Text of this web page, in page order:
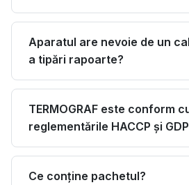
Aparatul are nevoie de un
a tipări rapoarte?
TERMOGRAF este conform
reglementările HACCP și
Ce conține pachetul?